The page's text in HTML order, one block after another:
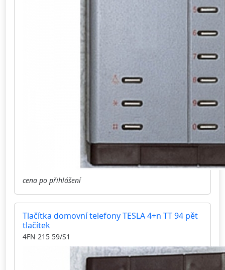
cena po přihlášení
Tlačítka domovní telefony TESLA 4+n TT 94 pět
tlačítek
4FN 215 59/S1